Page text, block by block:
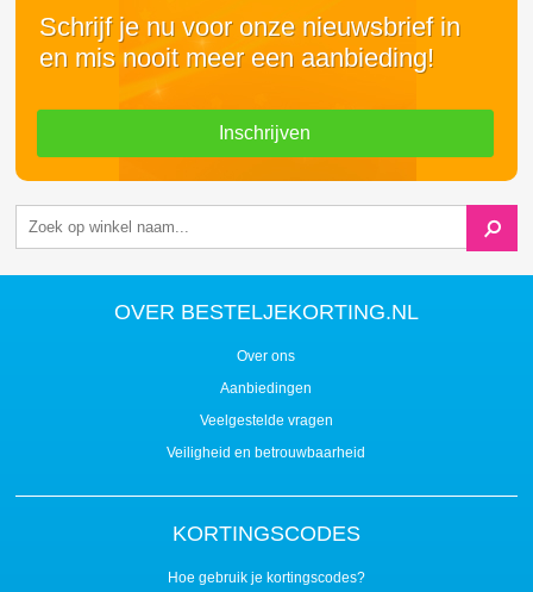
Schrijf je nu voor onze nieuwsbrief in
en mis nooit meer een aanbieding!
Inschrijven
OVER BESTELJEKORTING.NL
Over ons
Aanbiedingen
Veelgestelde vragen
Veiligheid en betrouwbaarheid
KORTINGSCODES
Hoe gebruik je kortingscodes?